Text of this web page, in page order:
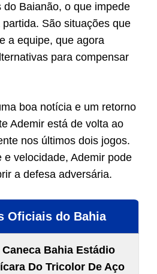
do Baianão, o que impede
São situações que
a equipe, que agora
para compensar
boa notícia e um retorno
Ademir está de volta ao
nos últimos dois jogos.
e velocidade, Ademir pode
a defesa adversária.
Oficiais do Bahia
Caneca Bahia Estádio
Do Tricolor De Aço